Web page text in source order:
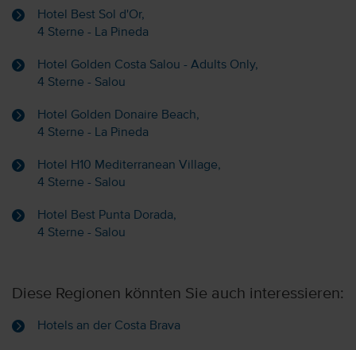
Hotel Best Sol d'Or,
4 Sterne - La Pineda
Hotel Golden Costa Salou - Adults Only,
4 Sterne - Salou
Hotel Golden Donaire Beach,
4 Sterne - La Pineda
Hotel H10 Mediterranean Village,
4 Sterne - Salou
Hotel Best Punta Dorada,
4 Sterne - Salou
Diese Regionen könnten Sie auch interessieren:
Hotels an der Costa Brava